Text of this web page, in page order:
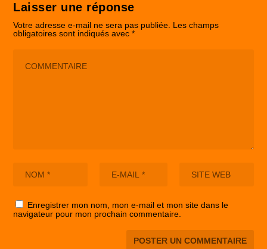
Laisser une réponse
Votre adresse e-mail ne sera pas publiée. Les champs
obligatoires sont indiqués avec*
Enregistrer mon nom, mon e-mail et mon site dans le
navigateur pour mon prochain commentaire.